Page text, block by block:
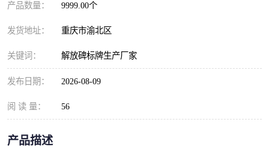
产品数量： 9999.00个
发货地址： 重庆市渝北区
关键词： 解放碑标牌生产厂家
发布日期： 2026-08-09
阅 读 量： 56
产品描述